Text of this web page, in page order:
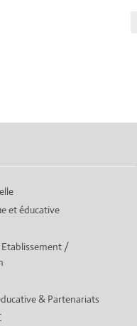
et éducative
/
& Partenariats